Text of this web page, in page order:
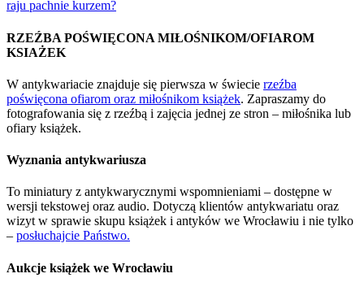
raju pachnie kurzem?
RZEŹBA POŚWIĘCONA MIŁOŚNIKOM/OFIAROM
KSIAŻEK
W antykwariacie znajduje się pierwsza w świecie rzeźba
poświęcona ofiarom oraz miłośnikom książek. Zapraszamy do
fotografowania się z rzeźbą i zajęcia jednej ze stron – miłośnika lub
ofiary książek.
Wyznania antykwariusza
To miniatury z antykwarycznymi wspomnieniami – dostępne w
wersji tekstowej oraz audio. Dotyczą klientów antykwariatu oraz
wizyt w sprawie skupu książek i antyków we Wrocławiu i nie tylko
– posłuchajcie Państwo.
Aukcje książek we Wrocławiu